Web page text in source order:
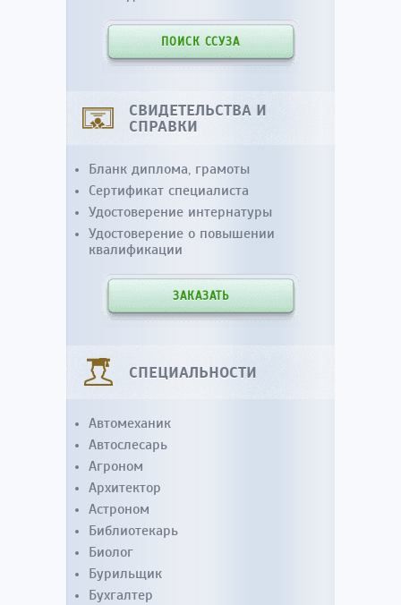
ПОИСК ССУЗА
СВИДЕТЕЛЬСТВА И
СПРАВКИ
Бланк диплома, грамоты
Сертификат специалиста
Удостоверение интернатуры
Удостоверение о повышении
квалификации
ЗАКАЗАТЬ
СПЕЦИАЛЬНОСТИ
Автомеханик
Автослесарь
Агроном
Архитектор
Астроном
Библиотекарь
Биолог
Бурильщик
Бухгалтер